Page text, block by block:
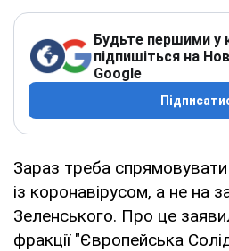
Будьте першими у
підпишіться на
Google
Зараз треба
із коронавірусом, а не на
Зеленського. Про це
фракції "Європейська